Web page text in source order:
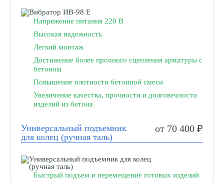
Напряжение питания 220 В
Высокая надежность
Легкий монтаж
Достижение более прочного сцепления арматуры с
бетоном
Повышение плотности бетонной смеси
Увеличение качества, прочности и долговечности
изделий из бетона
Универсальный подъемник
для колец (ручная таль)
от 70 400 ₽
Быстрый подъем и перемещение готовых изделий